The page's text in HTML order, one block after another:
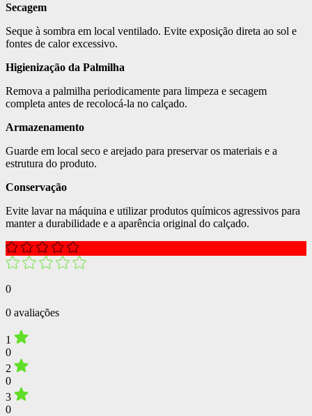
Secagem
Seque à sombra em local ventilado. Evite exposição direta ao sol e
fontes de calor excessivo.
Higienização da Palmilha
Remova a palmilha periodicamente para limpeza e secagem
completa antes de recolocá-la no calçado.
Armazenamento
Guarde em local seco e arejado para preservar os materiais e a
estrutura do produto.
Conservação
Evite lavar na máquina e utilizar produtos químicos agressivos para
manter a durabilidade e a aparência original do calçado.
0
0 avaliações
1
0
2
0
3
0